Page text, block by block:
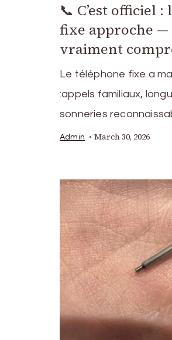
📞 C’est officiel
fixe approche
vraiment
Le téléphone fixe a
:appels familiaux,
sonneries
Admin March 30, 2026